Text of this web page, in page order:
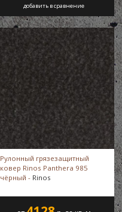
добавить в сравнение
Рулонный грязезащитный
ковер Rinos Panthera 985
чёрный - Rinos